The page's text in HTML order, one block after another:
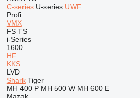
C-series U-series UWF
Profi
VMX
FS TS
i-Series
1600
HF
KKS
LVD
Shark Tiger
MH 400 P MH 500 W MH 600 E